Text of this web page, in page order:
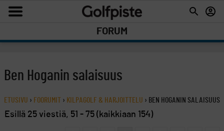
FORUM
Ben Hoganin salaisuus
ETUSIVU › FOORUMIT › KILPAGOLF & HARJOITTELU › BEN HOGANIN SALAISUUS
Esillä 25 viestiä, 51 - 75 (kaikkiaan 154)